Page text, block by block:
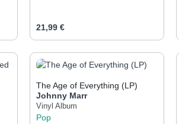
den gewünschten Wert
Regulärer Preis:
21,99 €
Produkt Anzahl: Gib
The Age of Everything (LP)
Johnny Marr
Vinyl Album
Pop